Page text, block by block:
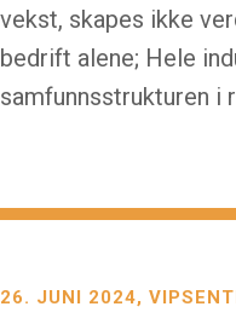
vekst, skapes ikke
bedrift alene; Hele
samfunnsstrukturen i
26. JUNI 2024